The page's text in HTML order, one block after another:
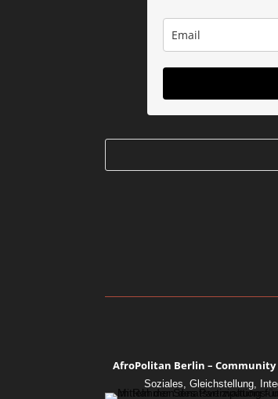
AfroPolitan Berlin –
Soziales, Gleichstellung,